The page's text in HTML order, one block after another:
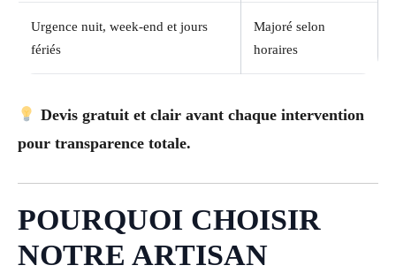
Urgence nuit, week-end et jours
fériés
Majoré selon
horaires
Devis gratuit et clair avant chaque intervention
pour transparence totale.
POURQUOI CHOISIR
NOTRE ARTISAN